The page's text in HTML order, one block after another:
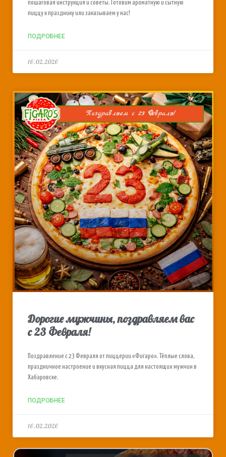
пошаговая инструкция и советы. Готовим ароматную и сытную
пиццу к празднику или заказываем у нас!
ПОДРОБНЕЕ
16.02.2026
Дорогие мужчины, поздравляем вас
с 23 Февраля!
Поздравление с 23 Февраля от пиццерии «Фигаро». Тёплые слова,
праздничное настроение и вкусная пицца для настоящих мужчин в
Хабаровске.
ПОДРОБНЕЕ
16.02.2026